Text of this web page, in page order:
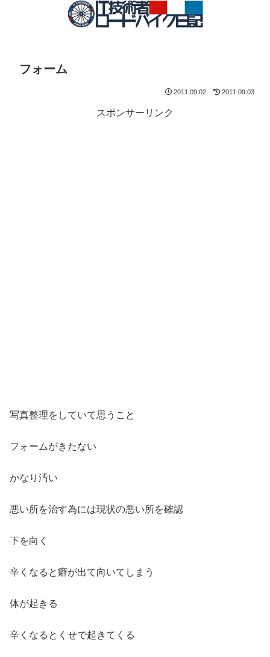
フォーム
2011.09.02 2011.09.03
スポンサーリンク
写真整理をしていて思うこと
フォームがきたない
かなり汚い
悪い所を治す為には現状の悪い所を確認
下を向く
辛くなると癖が出て向いてしまう
体が起きる
辛くなるとくせで起きてくる